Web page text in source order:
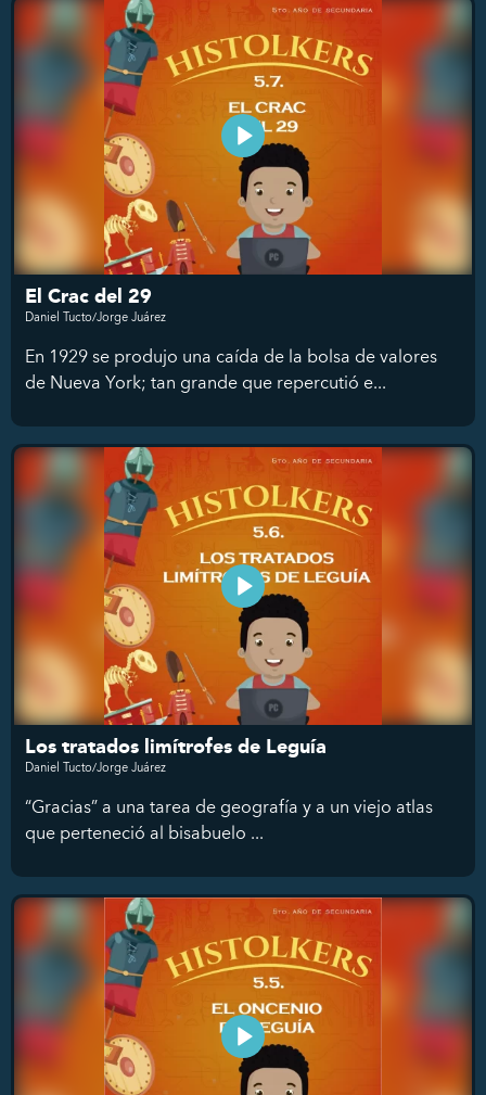
El Crac del 29
Daniel Tucto/Jorge Juárez
En 1929 se produjo una caída de la bolsa de valores
de Nueva York; tan grande que repercutió e...
Los tratados limítrofes de Leguía
Daniel Tucto/Jorge Juárez
“Gracias” a una tarea de geografía y a un viejo atlas
que perteneció al bisabuelo ...